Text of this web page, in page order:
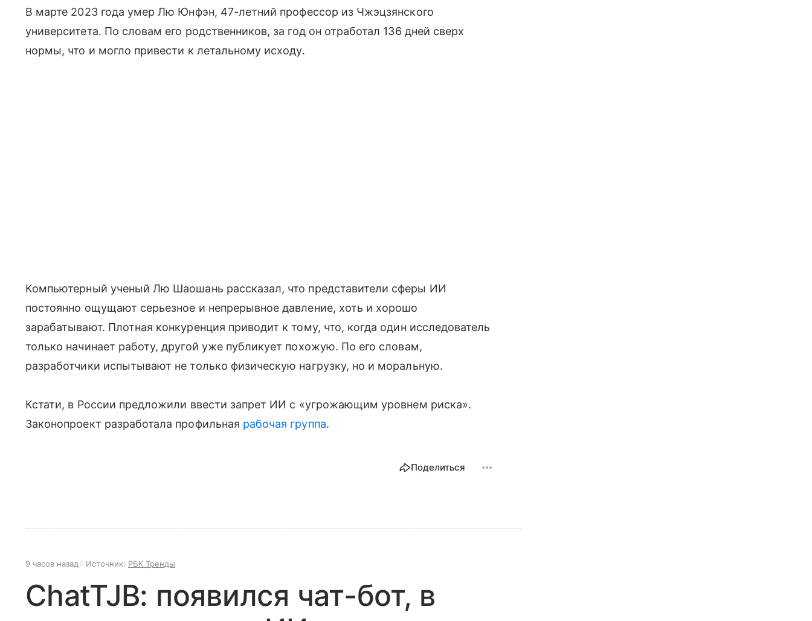
В марте 2023 года умер Лю Юнфэн, 47-летний профессор из Чжэцзянского
университета. По словам его родственников, за год он отработал 136 дней сверх
нормы, что и могло привести к летальному исходу.
Компьютерный ученый Лю Шаошань рассказал, что представители сферы ИИ
постоянно ощущают серьезное и непрерывное давление, хоть и хорошо
зарабатывают. Плотная конкуренция приводит к тому, что, когда один исследователь
только начинает работу, другой уже публикует похожую. По его словам,
разработчики испытывают не только физическую нагрузку, но и моральную.
Кстати, в России предложили ввести запрет ИИ с «угрожающим уровнем риска».
Законопроект разработала профильная рабочая группа.
Поделиться
9 часов назад Источник: РБК Тренды
ChatTJB: появился чат-бот, в